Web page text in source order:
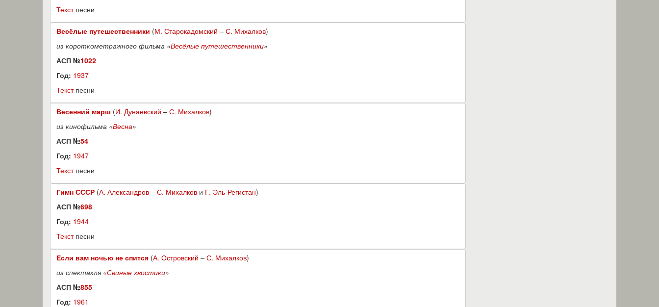
Текстпесни
Весёлые путешественники (М. Старокадомский – С. Михалков)
из короткометражного фильма «Весёлые путешественники»
АСП №1022
Год: 1937
Текстпесни
Весенний марш (И. Дунаевский – С. Михалков)
из кинофильма «Весна»
АСП №54
Год: 1947
Текстпесни
Гимн СССР (А. Александров – С. Михалков и Г. Эль-Регистан)
АСП №698
Год: 1944
Текстпесни
Если вам ночью не спится (А. Островский – С. Михалков)
из спектакля «Свиные хвостики»
АСП №855
Год: 1961